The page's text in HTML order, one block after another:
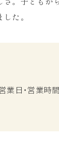
た。
業日・営業時